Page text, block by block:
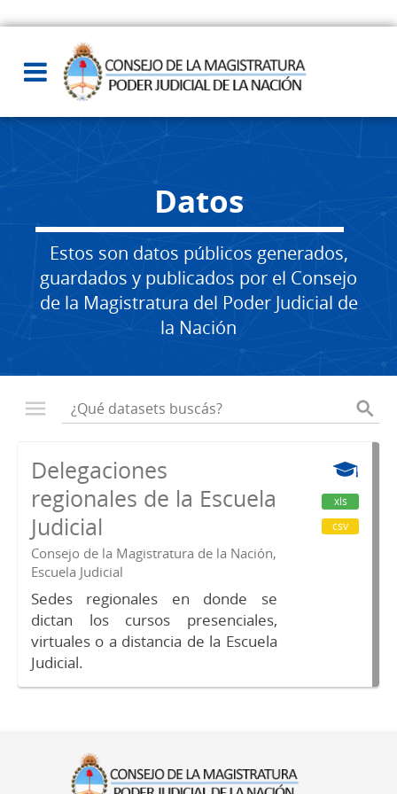
Datos
Estos son datos públicos generados,
guardados y publicados por el Consejo
de la Magistratura del Poder Judicial de
la Nación
Delegaciones
regionales de la Escuela
Judicial
Consejo de la Magistratura de la Nación,
Escuela Judicial
Sedes regionales en donde se
dictan los cursos presenciales,
virtuales o a distancia de la Escuela
Judicial.
xls
csv